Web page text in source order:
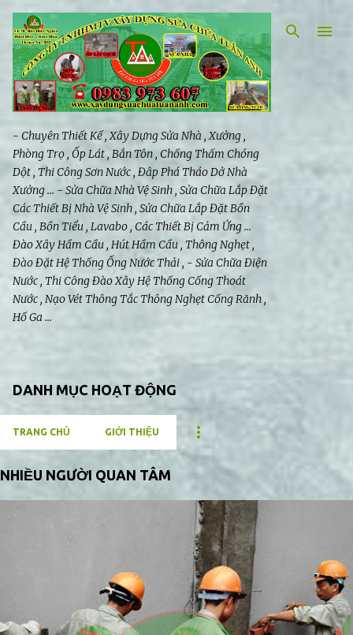
Chuyển đến nội dung chính
- Chuyên Thiết Kế , Xây Dựng Sửa Nhà , Xưởng ,
Phòng Trọ , Ốp Lát , Bắn Tôn , Chống Thấm Chóng
Dột , Thi Công Sơn Nước , Đâp Phá Tháo Dở Nhà
Xưởng ... - Sửa Chữa Nhà Vệ Sinh , Sửa Chữa Lắp Đặt
Các Thiết Bị Nhà Vệ Sinh , Sửa Chữa Lắp Đặt Bồn
Cầu , Bồn Tiểu , Lavabo , Các Thiết Bị Cảm Ứng ...
Đào Xây Hầm Cầu , Hút Hầm Cầu , Thông Nghẹt ,
Đào Đặt Hệ Thống Ống Nước Thải , - Sửa Chữa Điện
Nước , Thi Công Đào Xây Hệ Thống Cống Thoát
Nước , Nạo Vét Thông Tắc Thông Nghẹt Cống Rãnh ,
Hố Ga ...
DANH MỤC HOẠT ĐỘNG
TRANG CHỦ GIỚI THIỆU
g
NHIỀU NGƯỜI QUAN TÂM
Thiết kế, Xây Dựng Sửa